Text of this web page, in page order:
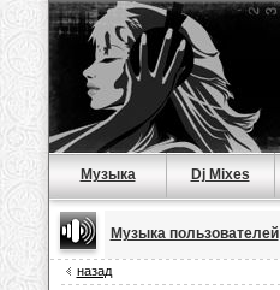
Музыка Dj Mixes
Музыка пользователей
назад